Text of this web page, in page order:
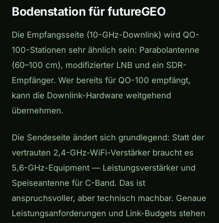
Bodenstation für futureGEO
Die Empfangsseite (10-GHz-Downlink) wird QO-
100-Stationen sehr ähnlich sein: Parabolantenne
(60–100 cm), modifizierter LNB und ein SDR-
Empfänger. Wer bereits für QO-100 empfängt,
kann die Downlink-Hardware weitgehend
übernehmen.
Die Sendeseite ändert sich grundlegend: Statt der
vertrauten 2,4-GHz-WiFi-Verstärker braucht es
5,6-GHz-Equipment — Leistungsverstärker und
Speiseantenne für C-Band. Das ist
anspruchsvoller, aber technisch machbar. Genaue
Leistungsanforderungen und Link-Budgets stehen